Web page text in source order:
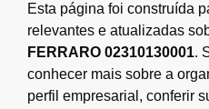
Esta página foi construída
relevantes e atualizadas
FERRARO 02310130001.
conhecer mais sobre a
perfil empresarial, conferir